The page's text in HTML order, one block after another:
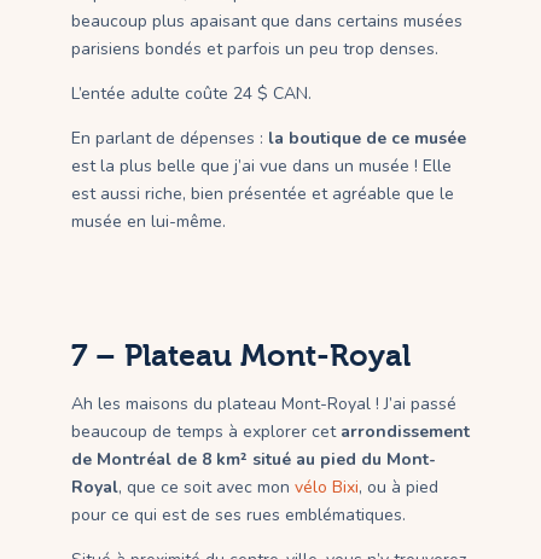
beaucoup plus apaisant que dans certains musées
parisiens bondés et parfois un peu trop denses.
L’entée adulte coûte 24 $ CAN.
En parlant de dépenses : la boutique de ce musée
est la plus belle que j’ai vue dans un musée ! Elle
est aussi riche, bien présentée et agréable que le
musée en lui-même.
7 – Plateau Mont-Royal
Ah les maisons du plateau Mont-Royal ! J’ai passé
beaucoup de temps à explorer cet arrondissement
de Montréal de 8 km² situé au pied du Mont-
Royal, que ce soit avec mon vélo Bixi, ou à pied
pour ce qui est de ses rues emblématiques.